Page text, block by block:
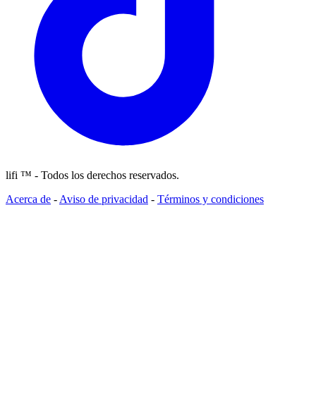
lifi ™ - Todos los derechos reservados.
Acerca de - Aviso de privacidad - Términos y condiciones